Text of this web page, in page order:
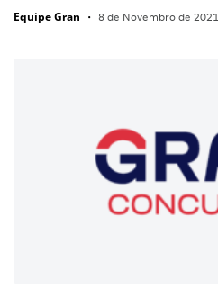
Equipe Gran • 8 de Novembro de 2021